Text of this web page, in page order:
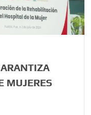
MUJERES